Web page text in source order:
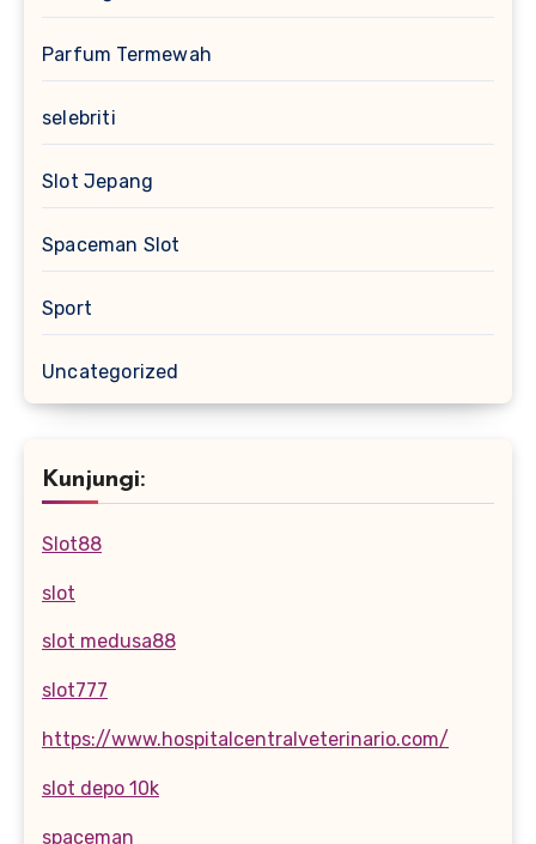
Parfum Termewah
selebriti
Slot Jepang
Spaceman Slot
Sport
Uncategorized
Kunjungi:
Slot88
slot
slot medusa88
slot777
https://www.hospitalcentralveterinario.com/
slot depo 10k
spaceman